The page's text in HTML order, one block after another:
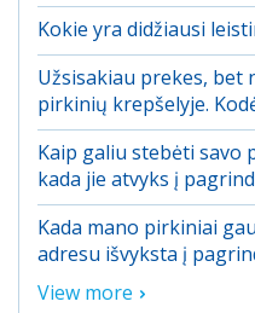
Kokie yra didžiausi
Užsisakiau prekes, bet
pirkinių krepšelyje.
Kaip galiu stebėti savo
kada jie atvyks į
Kada mano pirkiniai
adresu išvyksta į
View more